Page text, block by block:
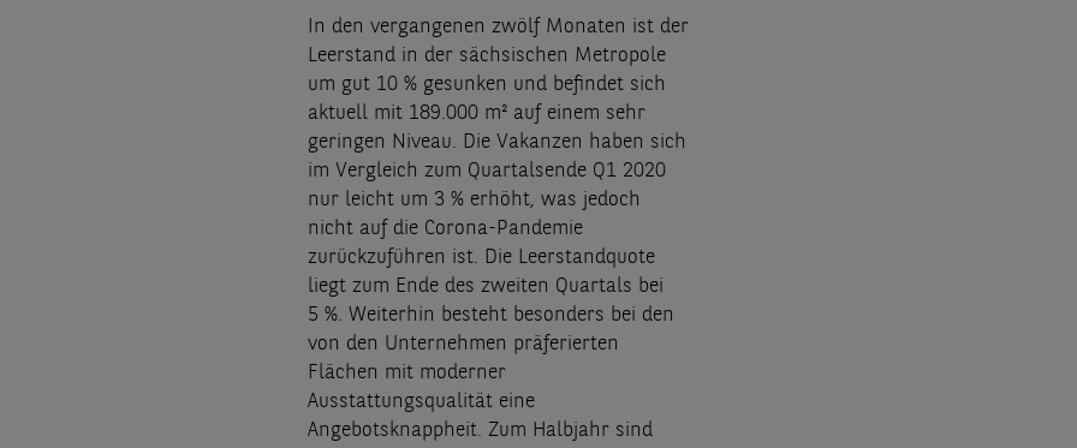
In den vergangenen zwölf Monaten ist der
Leerstand in der sächsischen Metropole
um gut 10 % gesunken und befindet sich
aktuell mit 189.000 m² auf einem sehr
geringen Niveau. Die Vakanzen haben sich
im Vergleich zum Quartalsende Q1 2020
nur leicht um 3 % erhöht, was jedoch
nicht auf die Corona-Pandemie
zurückzuführen ist. Die Leerstandquote
liegt zum Ende des zweiten Quartals bei
5 %. Weiterhin besteht besonders bei den
von den Unternehmen präferierten
Flächen mit moderner
Ausstattungsqualität eine
Angebotsknappheit. Zum Halbjahr sind